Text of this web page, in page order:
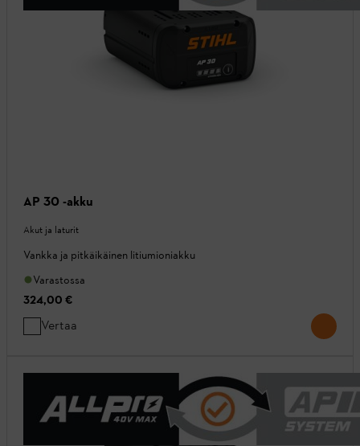
AP 30 -akku
Akut ja laturit
Vankka ja pitkäikäinen litiumioniakku
Varastossa
324,00 €
Vertaa